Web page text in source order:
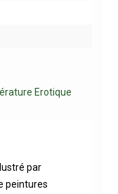
Erotique
par
peintures